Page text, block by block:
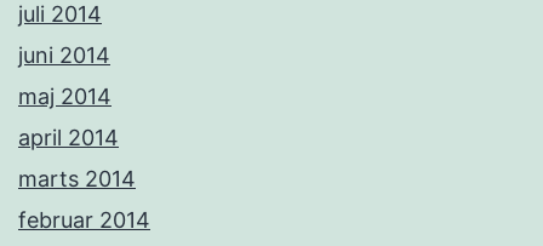
juli 2014
juni 2014
maj 2014
april 2014
marts 2014
februar 2014